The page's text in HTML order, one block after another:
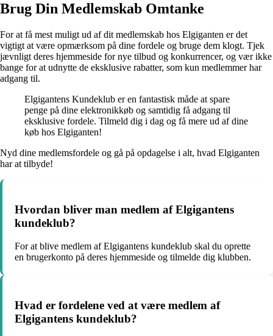
Brug Din Medlemskab Omtanke
For at få mest muligt ud af dit medlemskab hos Elgiganten er det
vigtigt at være opmærksom på dine fordele og bruge dem klogt. Tjek
jævnligt deres hjemmeside for nye tilbud og konkurrencer, og vær ikke
bange for at udnytte de eksklusive rabatter, som kun medlemmer har
adgang til.
Elgigantens Kundeklub er en fantastisk måde at spare
penge på dine elektronikkøb og samtidig få adgang til
eksklusive fordele. Tilmeld dig i dag og få mere ud af dine
køb hos Elgiganten!
Nyd dine medlemsfordele og gå på opdagelse i alt, hvad Elgiganten
har at tilbyde!
Hvordan bliver man medlem af Elgigantens
kundeklub?
For at blive medlem af Elgigantens kundeklub skal du oprette
en brugerkonto på deres hjemmeside og tilmelde dig klubben.
Hvad er fordelene ved at være medlem af
Elgigantens kundeklub?